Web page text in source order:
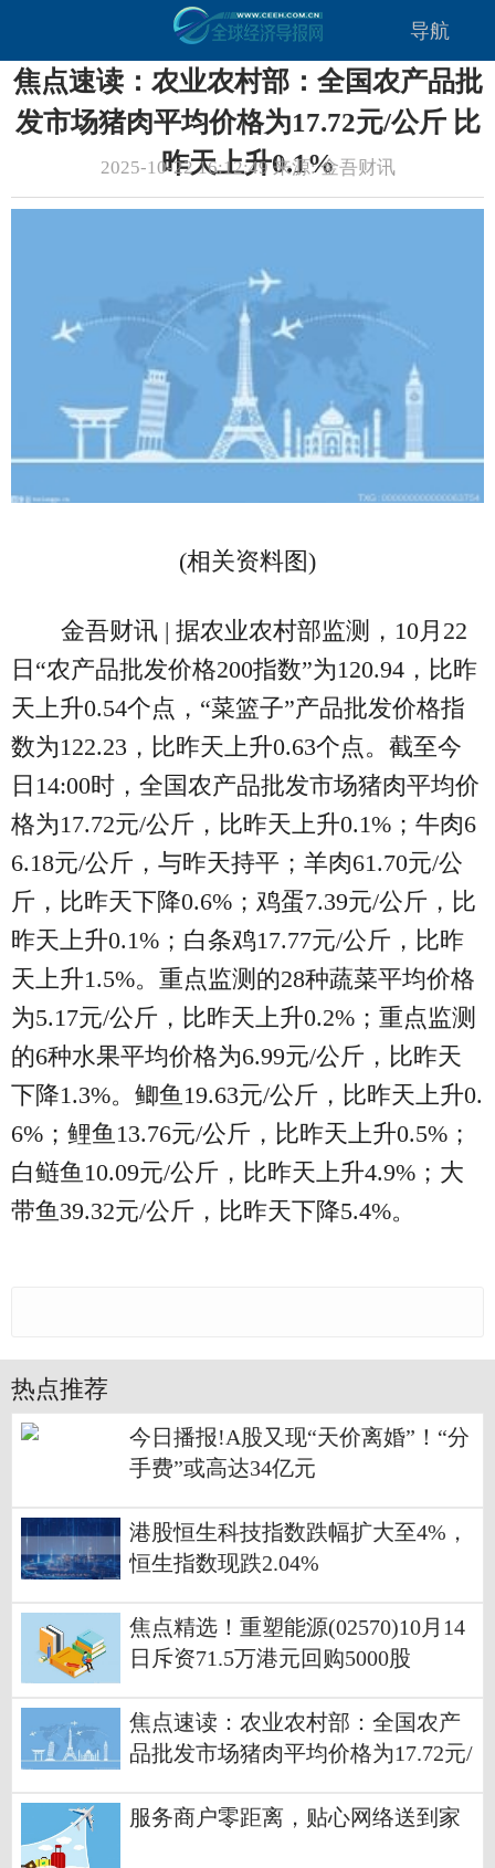
导航
焦点速读：农业农村部：全国农产品批
发市场猪肉平均价格为17.72元/公斤 比
昨天上升0.1%
2025-10-22 16:12:49 来源: 金吾财讯
(相关资料图)
金吾财讯 | 据农业农村部监测，10月22
日“农产品批发价格200指数”为120.94，比昨
天上升0.54个点，“菜篮子”产品批发价格指
数为122.23，比昨天上升0.63个点。截至今
日14:00时，全国农产品批发市场猪肉平均价
格为17.72元/公斤，比昨天上升0.1%；牛肉6
6.18元/公斤，与昨天持平；羊肉61.70元/公
斤，比昨天下降0.6%；鸡蛋7.39元/公斤，比
昨天上升0.1%；白条鸡17.77元/公斤，比昨
天上升1.5%。重点监测的28种蔬菜平均价格
为5.17元/公斤，比昨天上升0.2%；重点监测
的6种水果平均价格为6.99元/公斤，比昨天
下降1.3%。鲫鱼19.63元/公斤，比昨天上升0.
6%；鲤鱼13.76元/公斤，比昨天上升0.5%；
白鲢鱼10.09元/公斤，比昨天上升4.9%；大
带鱼39.32元/公斤，比昨天下降5.4%。
热点推荐
今日播报!A股又现“天价离婚”！“分
手费”或高达34亿元
港股恒生科技指数跌幅扩大至4%，
恒生指数现跌2.04%
焦点精选！重塑能源(02570)10月14
日斥资71.5万港元回购5000股
焦点速读：农业农村部：全国农产
品批发市场猪肉平均价格为17.72元/
服务商户零距离，贴心网络送到家